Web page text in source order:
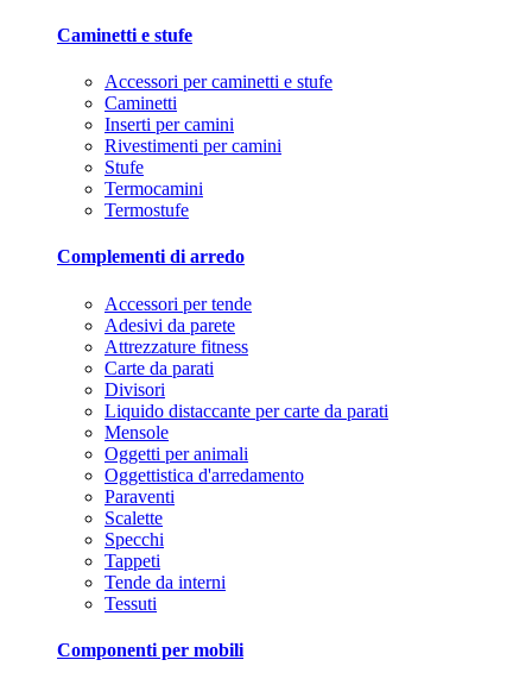
Caminetti e stufe
Accessori per caminetti e stufe
Caminetti
Inserti per camini
Rivestimenti per camini
Stufe
Termocamini
Termostufe
Complementi di arredo
Accessori per tende
Adesivi da parete
Attrezzature fitness
Carte da parati
Divisori
Liquido distaccante per carte da parati
Mensole
Oggetti per animali
Oggettistica d'arredamento
Paraventi
Scalette
Specchi
Tappeti
Tende da interni
Tessuti
Componenti per mobili